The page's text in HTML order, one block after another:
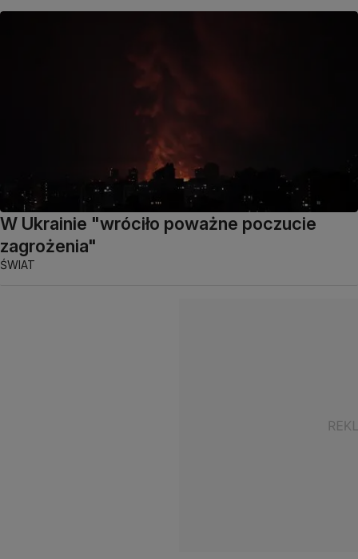
W Ukrainie "wróciło poważne poczucie
zagrożenia"
ŚWIAT